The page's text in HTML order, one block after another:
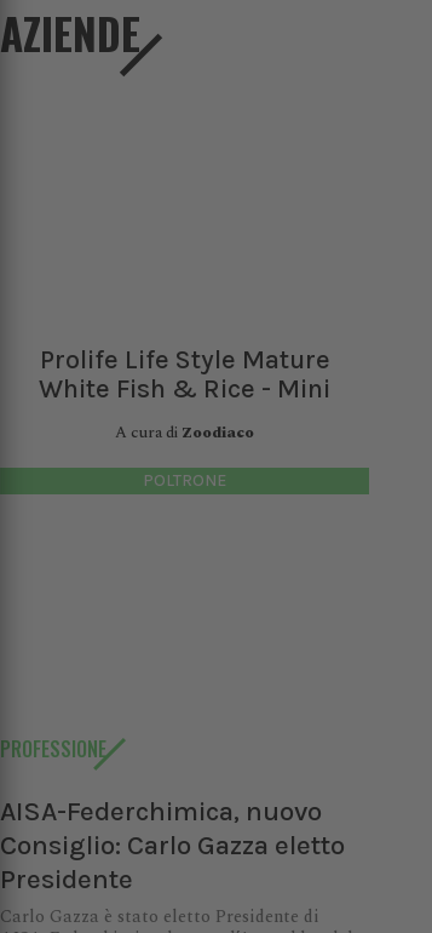
AZIENDE
Prolife Life Style Mature
White Fish & Rice - Mini
A cura di Zoodiaco
POLTRONE
PROFESSIONE
AISA-Federchimica, nuovo
Consiglio: Carlo Gazza eletto
Presidente
Carlo Gazza è stato eletto Presidente di